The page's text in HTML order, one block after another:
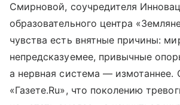
Смирновой, соучредителя
образовательного центра
чувства есть внятные причины:
непредсказуемее, привычные
а нервная система — измотаннее.
«Газете.Ru», что поколению